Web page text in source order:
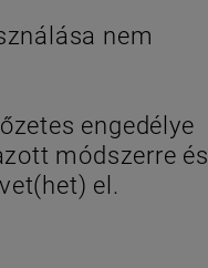
nem
engedélye
módszerre és
el.